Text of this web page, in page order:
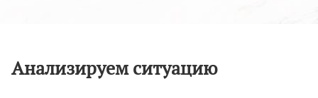
Анализируем ситуацию